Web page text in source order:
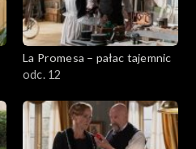
La Promesa – pałac tajemnic
odc. 12